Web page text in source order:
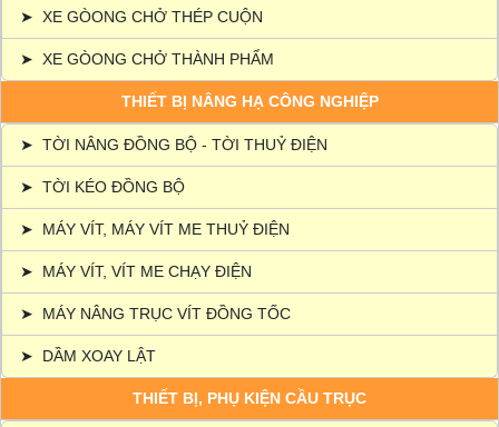
➤ XE GÒONG CHỞ THÉP CUỘN
➤ XE GÒONG CHỞ THÀNH PHẨM
THIẾT BỊ NÂNG HẠ CÔNG NGHIỆP
➤ TỜI NÂNG ĐỒNG BỘ - TỜI THUỶ ĐIỆN
➤ TỜI KÉO ĐỒNG BỘ
➤ MÁY VÍT, MÁY VÍT ME THUỶ ĐIỆN
➤ MÁY VÍT, VÍT ME CHẠY ĐIỆN
➤ MÁY NÂNG TRỤC VÍT ĐỒNG TỐC
➤ DẦM XOAY LẬT
THIẾT BỊ, PHỤ KIỆN CẦU TRỤC